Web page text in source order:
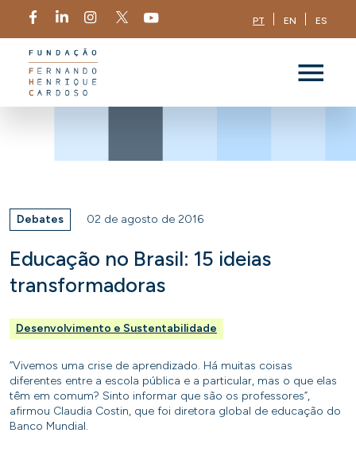
PT EN ES
Debates 02 de agosto de 2016
Educação no Brasil: 15 ideias
transformadoras
Desenvolvimento e Sustentabilidade
“Vivemos uma crise de aprendizado. Há muitas coisas
diferentes entre a escola pública e a particular, mas o que elas
têm em comum? Sinto informar que são os professores”,
afirmou Claudia Costin, que foi diretora global de educação do
Banco Mundial.